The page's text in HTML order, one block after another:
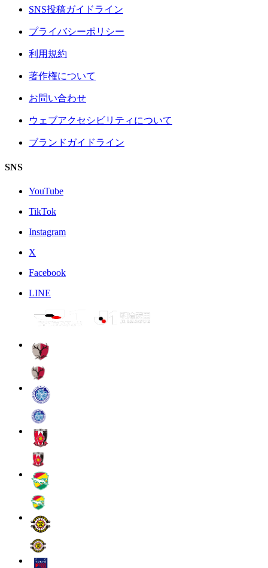
SNS投稿ガイドライン
プライバシーポリシー
利用規約
著作権について
お問い合わせ
ウェブアクセシビリティについて
ブランドガイドライン
SNS
YouTube
TikTok
Instagram
X
Facebook
LINE